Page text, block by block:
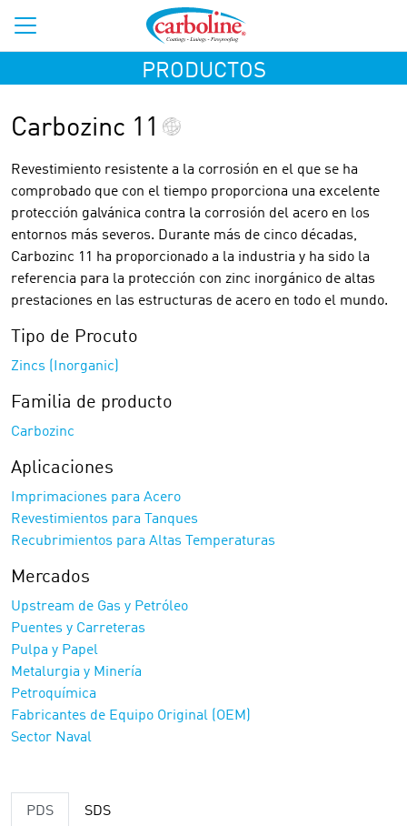
PRODUCTOS
Carbozinc 11
Revestimiento resistente a la corrosión en el que se ha
comprobado que con el tiempo proporciona una excelente
protección galvánica contra la corrosión del acero en los
entornos más severos. Durante más de cinco décadas,
Carbozinc 11 ha proporcionado a la industria y ha sido la
referencia para la protección con zinc inorgánico de altas
prestaciones en las estructuras de acero en todo el mundo.
Tipo de Procuto
Zincs (Inorganic)
Familia de producto
Carbozinc
Aplicaciones
Imprimaciones para Acero
Revestimientos para Tanques
Recubrimientos para Altas Temperaturas
Mercados
Upstream de Gas y Petróleo
Puentes y Carreteras
Pulpa y Papel
Metalurgia y Minería
Petroquímica
Fabricantes de Equipo Original (OEM)
Sector Naval
PDS SDS